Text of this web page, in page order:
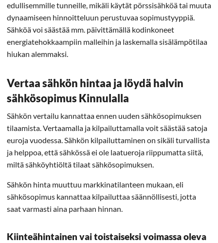
edullisemmille tunneille, mikäli käytät pörssisähköä tai muuta
dynaamiseen hinnoitteluun perustuvaa sopimustyyppiä.
Sähköä voi säästää mm. päivittämällä kodinkoneet
energiatehokkaampiin malleihin ja laskemalla sisälämpötilaa
hiukan alemmaksi.
Vertaa sähkön hintaa ja löydä halvin
sähkösopimus Kinnulalla
Sähkön vertailu kannattaa ennen uuden sähkösopimuksen
tilaamista. Vertaamalla ja kilpailuttamalla voit säästää satoja
euroja vuodessa. Sähkön kilpailuttaminen on sikäli turvallista
ja helppoa, että sähkössä ei ole laatueroja riippumatta siitä,
miltä sähköyhtiöltä tilaat sähkösopimuksen.
Sähkön hinta muuttuu markkinatilanteen mukaan, eli
sähkösopimus kannattaa kilpailuttaa säännöllisesti, jotta
saat varmasti aina parhaan hinnan.
Kiinteähintainen vai toistaiseksi voimassa oleva